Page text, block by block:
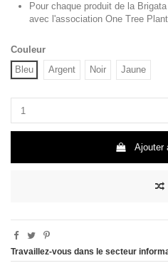
Pour chaque produit de la
avec l'association One Tree
Couleur
Bleu
Argent Noir Jaune
Ajouter
Travaillez-vous dans le secteur